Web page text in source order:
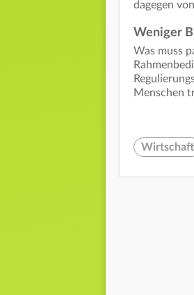
dagegen
Weniger
Was muss
Menschen
Wirtschaft